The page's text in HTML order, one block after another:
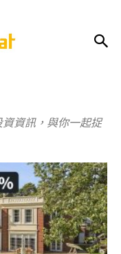
資訊，與你一起捉